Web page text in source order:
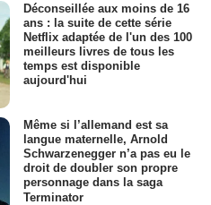
Déconseillée aux moins de 16
ans : la suite de cette série
Netflix adaptée de l'un des 100
meilleurs livres de tous les
temps est disponible
aujourd'hui
Même si l’allemand est sa
langue maternelle, Arnold
Schwarzenegger n’a pas eu le
droit de doubler son propre
personnage dans la saga
Terminator